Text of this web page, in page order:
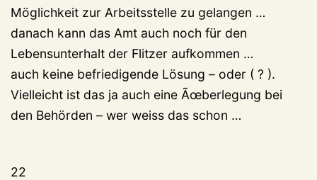
Möglichkeit zur Arbeitsstelle zu gelangen …
danach kann das Amt auch noch für den
Lebensunterhalt der Flitzer aufkommen …
auch keine befriedigende Lösung – oder ( ? ).
Vielleicht ist das ja auch eine Ãœberlegung bei
den Behörden – wer weiss das schon …
22